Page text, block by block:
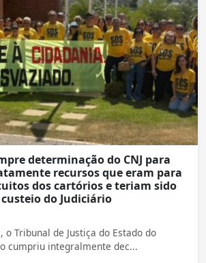
determinação do CNJ para
recursos que eram para
dos cartórios e teriam sido
do Judiciário
o Tribunal de Justiça do Estado do
cumpriu integralmente dec...